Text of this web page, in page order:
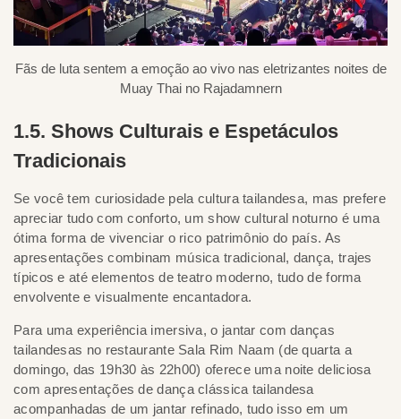
Fãs de luta sentem a emoção ao vivo nas eletrizantes noites de
Muay Thai no Rajadamnern
1.5. Shows Culturais e Espetáculos
Tradicionais
Se você tem curiosidade pela cultura tailandesa, mas prefere
apreciar tudo com conforto, um show cultural noturno é uma
ótima forma de vivenciar o rico patrimônio do país. As
apresentações combinam música tradicional, dança, trajes
típicos e até elementos de teatro moderno, tudo de forma
envolvente e visualmente encantadora.
Para uma experiência imersiva, o jantar com danças
tailandesas no restaurante Sala Rim Naam (de quarta a
domingo, das 19h30 às 22h00) oferece uma noite deliciosa
com apresentações de dança clássica tailandesa
acompanhadas de um jantar refinado, tudo isso em um